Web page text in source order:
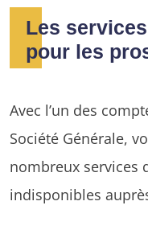
Les
pour les
Avec l’un des
Société Générale,
nombreux services
indisponibles